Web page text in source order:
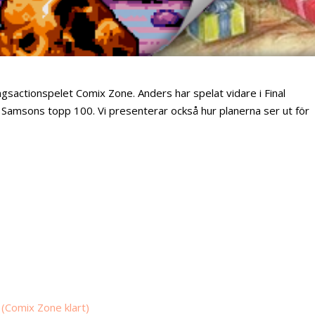
Comix Zone. Anders har spelat vidare i Final
topp 100. Vi presenterar också hur planerna ser ut för
Zone klart)